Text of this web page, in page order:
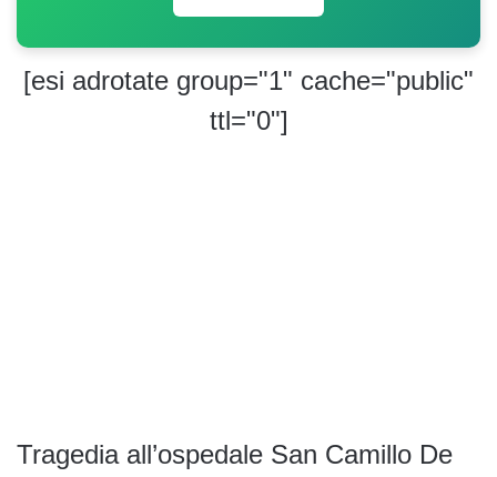
[esi adrotate group="1" cache="public"
ttl="0"]
Tragedia all’ospedale San Camillo De